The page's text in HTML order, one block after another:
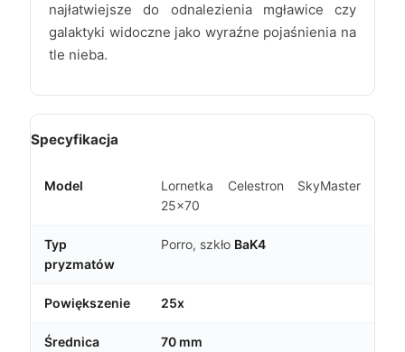
najłatwiejsze do odnalezienia mgławice czy
galaktyki widoczne jako wyraźne pojaśnienia na
tle nieba.
Specyfikacja
Model
Lornetka Celestron SkyMaster
25x70
Typ
pryzmatów
Porro, szkło BaK4
Powiększenie 25x
Średnica
70 mm